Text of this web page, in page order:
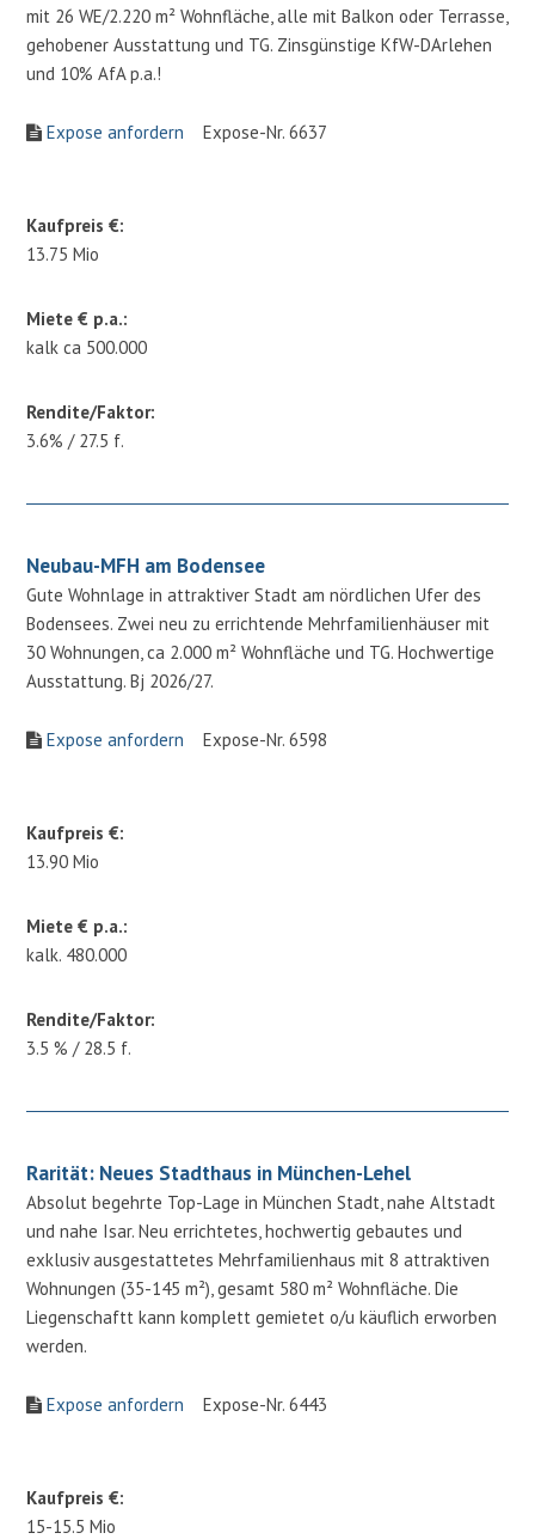
mit 26 WE/2.220 m² Wohnfläche, alle mit Balkon oder Terrasse,
gehobener Ausstattung und TG. Zinsgünstige KfW-DArlehen
und 10% AfA p.a.!
Expose anfordern Expose-Nr. 6637
Kaufpreis €:
13.75 Mio
Miete € p.a.:
kalk ca 500.000
Rendite/Faktor:
3.6% / 27.5 f.
Neubau-MFH am Bodensee
Gute Wohnlage in attraktiver Stadt am nördlichen Ufer des
Bodensees. Zwei neu zu errichtende Mehrfamilienhäuser mit
30 Wohnungen, ca 2.000 m² Wohnfläche und TG. Hochwertige
Ausstattung. Bj 2026/27.
Expose anfordern Expose-Nr. 6598
Kaufpreis €:
13.90 Mio
Miete € p.a.:
kalk. 480.000
Rendite/Faktor:
3.5 % / 28.5 f.
Rarität: Neues Stadthaus in München-Lehel
Absolut begehrte Top-Lage in München Stadt, nahe Altstadt
und nahe Isar. Neu errichtetes, hochwertig gebautes und
exklusiv ausgestattetes Mehrfamilienhaus mit 8 attraktiven
Wohnungen (35-145 m²), gesamt 580 m² Wohnfläche. Die
Liegenschaftt kann komplett gemietet o/u käuflich erworben
werden.
Expose anfordern Expose-Nr. 6443
Kaufpreis €:
15-15.5 Mio